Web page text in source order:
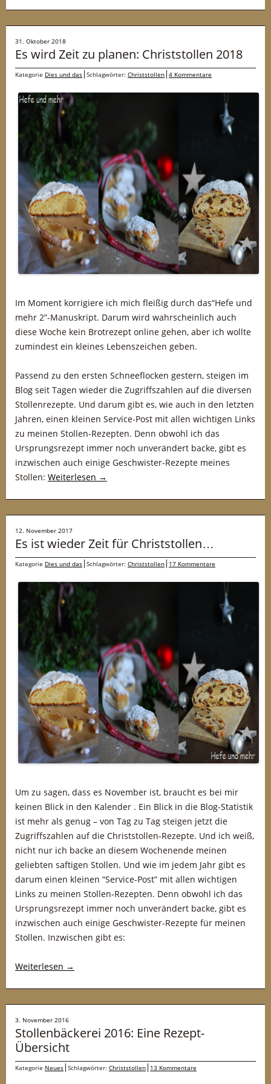
31. Oktober 2018
Es wird Zeit zu planen: Christstollen 2018
Kategorie Dies und das Schlagwörter: Christstollen 4 Kommentare
Im Moment korrigiere ich mich fleißig durch das“Hefe und
mehr 2”-Manuskript. Darum wird wahrscheinlich auch
diese Woche kein Brotrezept online gehen, aber ich wollte
zumindest ein kleines Lebenszeichen geben.
Passend zu den ersten Schneeflocken gestern, steigen im
Blog seit Tagen wieder die Zugriffszahlen auf die diversen
Stollenrezepte. Und darum gibt es, wie auch in den letzten
Jahren, einen kleinen Service-Post mit allen wichtigen Links
zu meinen Stollen-Rezepten. Denn obwohl ich das
Ursprungsrezept immer noch unverändert backe, gibt es
inzwischen auch einige Geschwister-Rezepte meines
Stollen: Weiterlesen →
12. November 2017
Es ist wieder Zeit für Christstollen…
Kategorie Dies und das Schlagwörter: Christstollen 17 Kommentare
Um zu sagen, dass es November ist, braucht es bei mir
keinen Blick in den Kalender . Ein Blick in die Blog-Statistik
ist mehr als genug – von Tag zu Tag steigen jetzt die
Zugriffszahlen auf die Christstollen-Rezepte. Und ich weiß,
nicht nur ich backe an diesem Wochenende meinen
geliebten saftigen Stollen. Und wie im jedem Jahr gibt es
darum einen kleinen “Service-Post” mit allen wichtigen
Links zu meinen Stollen-Rezepten. Denn obwohl ich das
Ursprungsrezept immer noch unverändert backe, gibt es
inzwischen auch einige Geschwister-Rezepte für meinen
Stollen. Inzwischen gibt es:
Weiterlesen →
3. November 2016
Stollenbäckerei 2016: Eine Rezept-
Übersicht
Kategorie Neues Schlagwörter: Christstollen 13 Kommentare